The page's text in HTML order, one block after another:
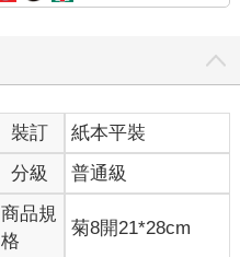
裝訂
紙本平裝
分級 普通級
商品規
格
菊8開21*28cm